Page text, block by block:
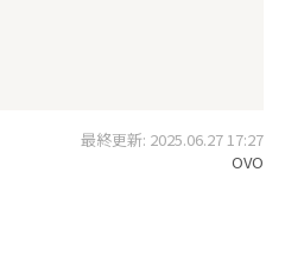
最終更新: 2025.06.27 17:27
OVO